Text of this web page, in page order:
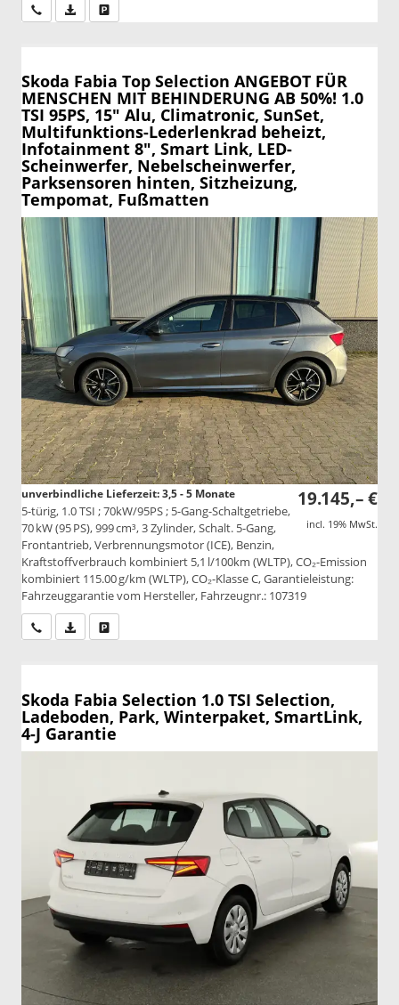
Wir rufen Sie anPDF-Datei, Fahrzeugexposé drucken
Skoda Fabia Top Selection ANGEBOT FÜR
MENSCHEN MIT BEHINDERUNG AB 50%! 1.0
TSI 95PS, 15" Alu, Climatronic, SunSet,
Multifunktions-Lederlenkrad beheizt,
Infotainment 8", Smart Link, LED-
Scheinwerfer, Nebelscheinwerfer,
Parksensoren hinten, Sitzheizung,
Tempomat, Fußmatten
19.145,– €
incl. 19% MwSt.
unverbindliche Lieferzeit: 3,5 - 5 Monate
5-türig, 1.0 TSI ; 70kW/95PS ; 5-Gang-Schaltgetriebe,
70 kW (95 PS), 999 cm³, 3 Zylinder, Schalt. 5-Gang,
Frontantrieb, Verbrennungsmotor (ICE), Benzin,
Kraftstoffverbrauch kombiniert 5,1 l/100km (WLTP), CO₂-Emission
kombiniert 115.00 g/km (WLTP), CO₂-Klasse C, Garantieleistung:
Fahrzeuggarantie vom Hersteller, Fahrzeugnr.: 107319
Wir rufen Sie anPDF-Datei, Fahrzeugexposé drucken
Skoda Fabia Selection 1.0 TSI Selection,
Ladeboden, Park, Winterpaket, SmartLink,
4-J Garantie